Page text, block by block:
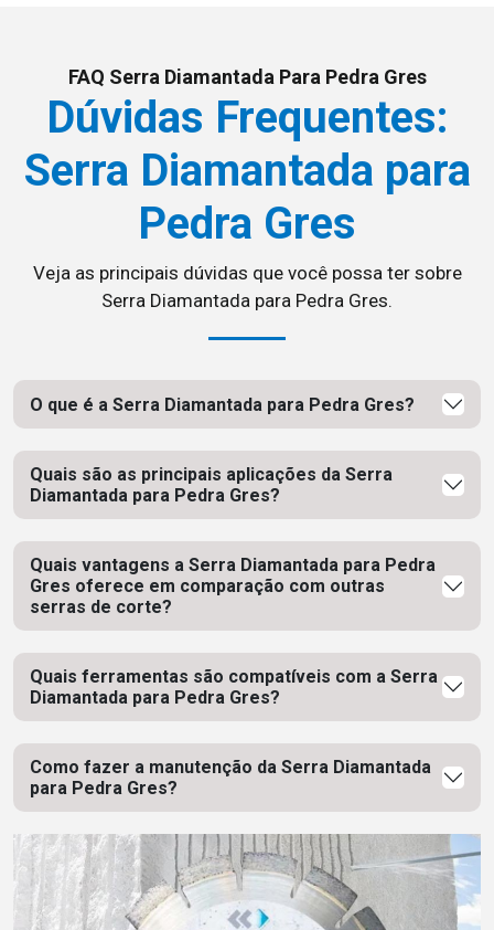
FAQ Serra Diamantada Para Pedra Gres
Dúvidas Frequentes:
Serra Diamantada para
Pedra Gres
Veja as principais dúvidas que você possa ter sobre
Serra Diamantada para Pedra Gres.
O que é a Serra Diamantada para Pedra Gres?
Quais são as principais aplicações da Serra
Diamantada para Pedra Gres?
Quais vantagens a Serra Diamantada para Pedra
Gres oferece em comparação com outras
serras de corte?
Quais ferramentas são compatíveis com a Serra
Diamantada para Pedra Gres?
Como fazer a manutenção da Serra Diamantada
para Pedra Gres?